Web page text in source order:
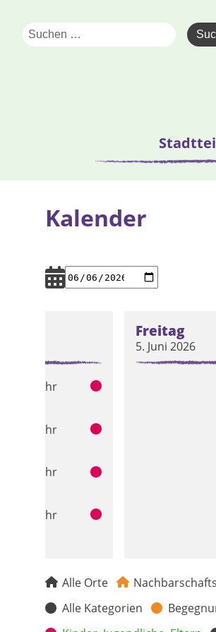
Kalender
18:30 Uhr
18:30 Uhr
18:30 Uhr
18:30 Uhr
Freitag
5. Juni 2026
Alle Orte
Alle Kategorien